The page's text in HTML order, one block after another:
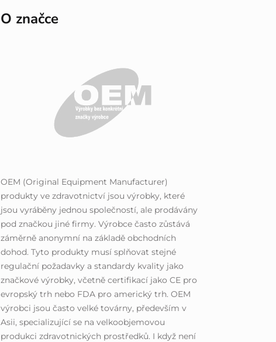
O značce
OEM (Original Equipment Manufacturer)
produkty ve zdravotnictví jsou výrobky, které
jsou vyráběny jednou společností, ale prodávány
pod značkou jiné firmy. Výrobce často zůstává
záměrně anonymní na základě obchodních
dohod. Tyto produkty musí splňovat stejné
regulační požadavky a standardy kvality jako
značkové výrobky, včetně certifikací jako CE pro
evropský trh nebo FDA pro americký trh. OEM
výrobci jsou často velké továrny, především v
Asii, specializující se na velkoobjemovou
produkci zdravotnických prostředků. I když není